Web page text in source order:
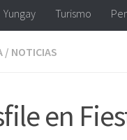
Yungay Turismo
/ NOTICIAS
en